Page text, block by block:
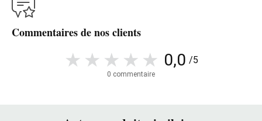
Commentaires de nos clients
0,0 /5
0 commentaire